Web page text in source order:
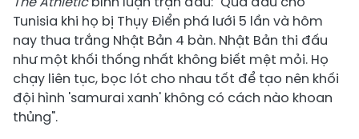
Tunisia khi họ bị Thụy Điển phá lưới 5 lần và hôm
nay thua trắng Nhật Bản 4 bàn. Nhật Bản thi đấu
như một khối thống nhất không biết mệt mỏi. Họ
chạy liên tục, bọc lót cho nhau tốt để tạo nên khối
đội hình 'samurai xanh' không có cách nào khoan
thủng".